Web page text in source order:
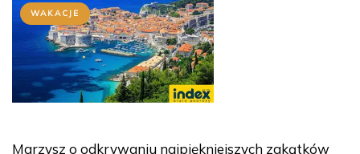
WAKACJE
Marzysz o odkrywaniu najpiękniejszych zakątków